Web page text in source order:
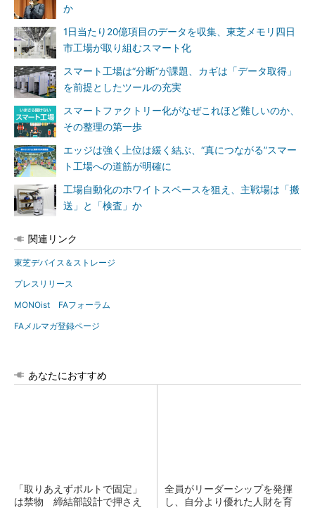
か
1日当たり20億項目のデータを収集、東芝メモリ四日
市工場が取り組むスマート化
スマート工場は“分断”が課題、カギは「データ取得」
を前提としたツールの充実
スマートファクトリー化がなぜこれほど難しいのか、
その整理の第一歩
エッジは強く上位は緩く結ぶ、“真につながる”スマー
ト工場への道筋が明確に
工場自動化のホワイトスペースを狙え、主戦場は「搬
送」と「検査」か
関連リンク
東芝デバイス＆ストレージ
プレスリリース
MONOist FAフォーラム
FAメルマガ登録ページ
あなたにおすすめ
「取りあえずボルトで固定」
は禁物 締結部設計で押さえ
全員がリーダーシップを発揮
し、自分より優れた人財を育